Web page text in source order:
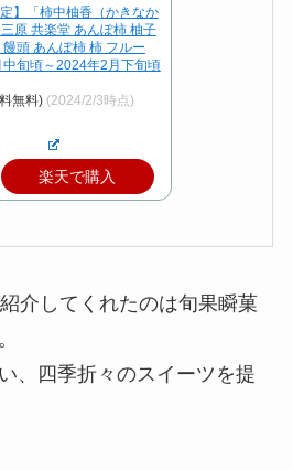
】「柿中柚香（かきなか
原 共楽堂 あんぽ柿 柚子
頭 あんぽ柿 柿 フルー
旬頃～2024年2月下旬頃
無料) (2024/2/3時点)
楽天で購入
介してくれたのは旬果瞬菓
、四季折々のスイーツを提